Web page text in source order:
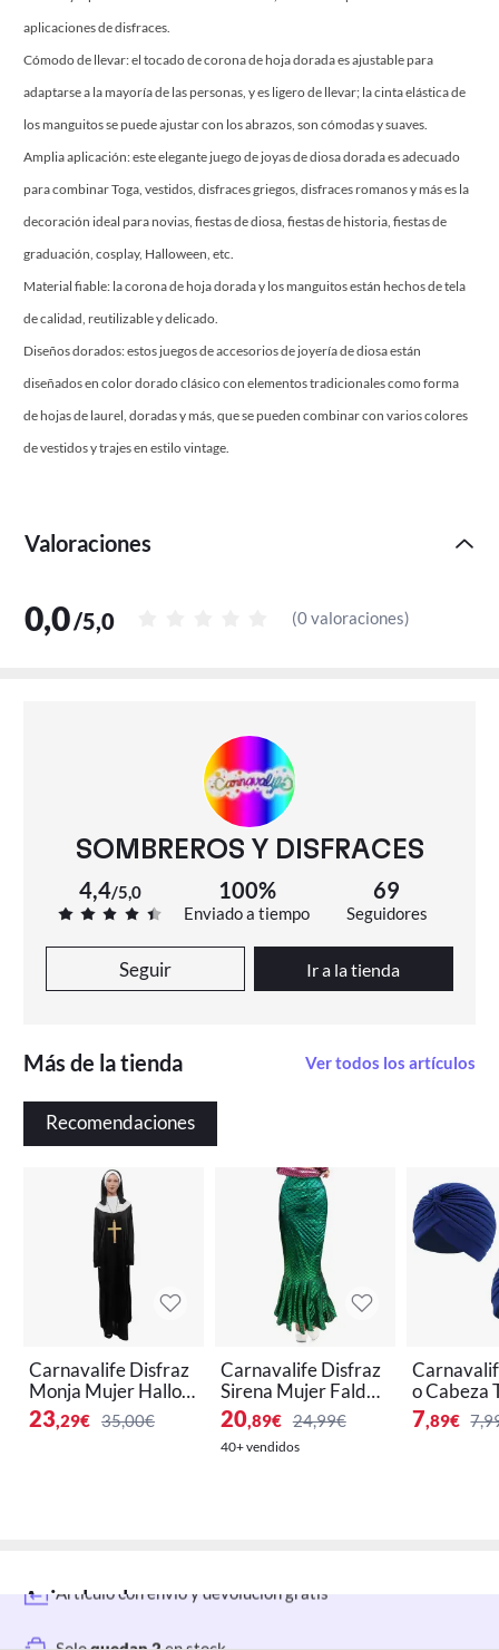
aplicaciones de disfraces.
Cómodo de llevar: el tocado de corona de hoja dorada es ajustable para
adaptarse a la mayoría de las personas, y es ligero de llevar; la cinta elástica de
los manguitos se puede ajustar con los abrazos, son cómodas y suaves.
Amplia aplicación: este elegante juego de joyas de diosa dorada es adecuado
para combinar Toga, vestidos, disfraces griegos, disfraces romanos y más es la
decoración ideal para novias, fiestas de diosa, fiestas de historia, fiestas de
graduación, cosplay, Halloween, etc.
Material fiable: la corona de hoja dorada y los manguitos están hechos de tela
de calidad, reutilizable y delicado.
Diseños dorados: estos juegos de accesorios de joyería de diosa están
diseñados en color dorado clásico con elementos tradicionales como forma
de hojas de laurel, doradas y más, que se pueden combinar con varios colores
de vestidos y trajes en estilo vintage.
Valoraciones
0,0/5,0 (0 valoraciones)
SOMBREROS Y DISFRACES
4,4/5,0 100%
Enviado a tiempo
69
Seguidores
Seguir Ir a la tienda
Más de la tienda Ver todos los artículos
Recomendaciones
Carnavalife Disfraz
Monja Mujer Hallow
een Cosplay Fiestas
23,29€ 35,00€
Carnavalife Disfraz
Sirena Mujer Falda
Larga de Cola de Sir
ena Princesa Talla Ú
nica
20,89€ 24,99€
40+ vendidos
o Cabeza
Africano
ológico
7,89€
Aviso legal